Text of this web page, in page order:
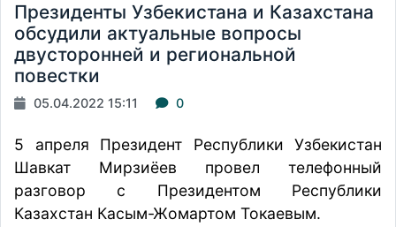
Президенты Узбекистана и Казахстана
обсудили актуальные вопросы
двусторонней и региональной
повестки
05.04.2022 15:11 0
5 апреля Президент Республики Узбекистан
Шавкат Мирзиёев провел телефонный
разговор с Президентом Республики
Казахстан Касым-Жомартом Токаевым.